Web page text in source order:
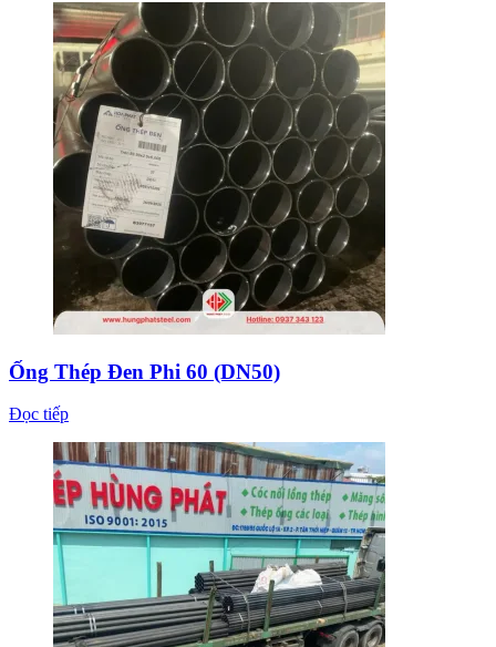
Ống Thép Đen Phi 60 (DN50)
Đọc tiếp